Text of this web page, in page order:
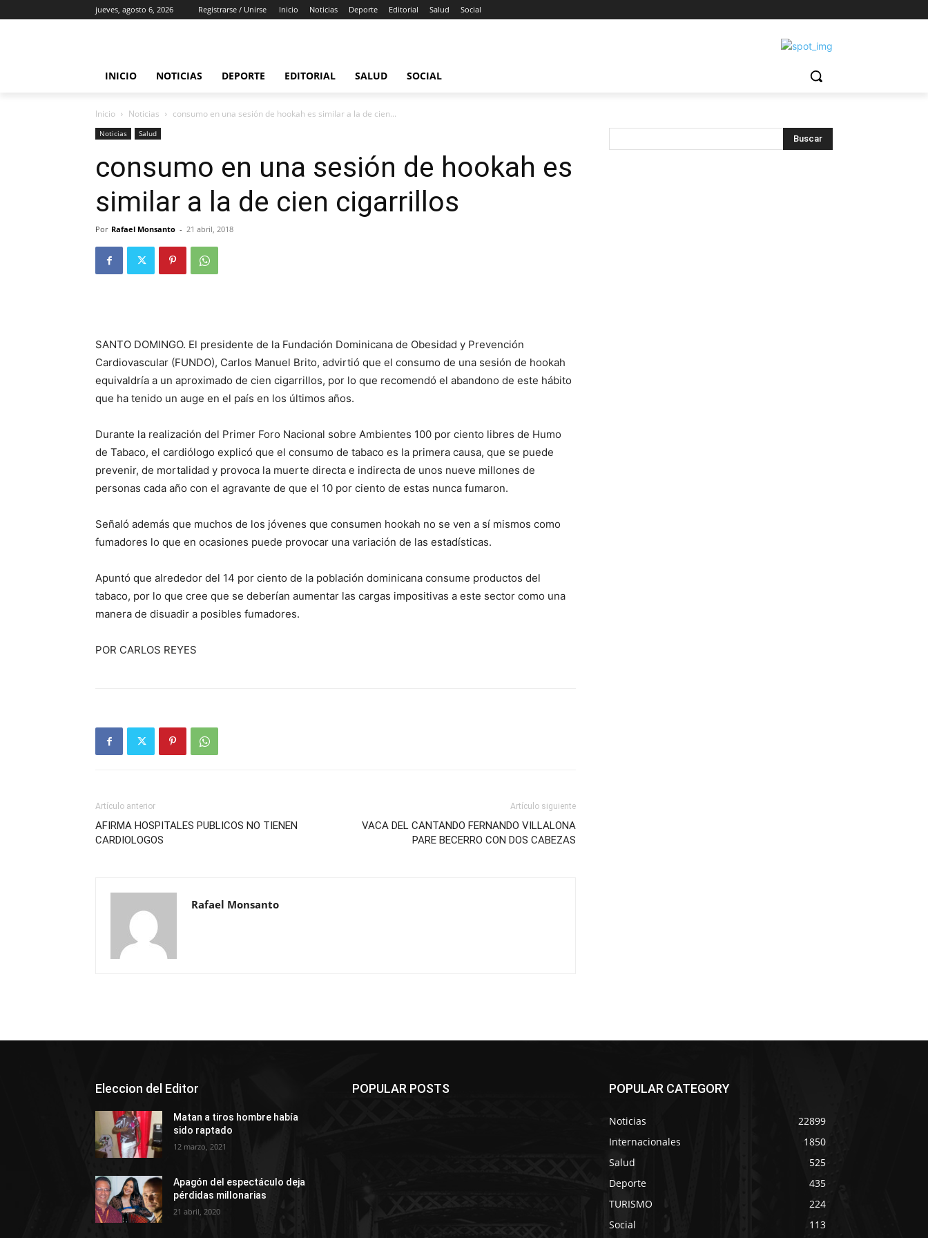
jueves, agosto 6, 2026 Registrarse / Unirse Inicio Noticias Deporte Editorial Salud Social
INICIO NOTICIAS DEPORTE EDITORIAL SALUD SOCIAL
Inicio Noticias consumo en una sesión de hookah es similar a la de cien...
Noticias Salud
consumo en una sesión de hookah es
similar a la de cien cigarrillos
Por Rafael Monsanto - 21 abril, 2018
SANTO DOMINGO. El presidente de la Fundación Dominicana de Obesidad y Prevención
Cardiovascular (FUNDO), Carlos Manuel Brito, advirtió que el consumo de una sesión de hookah
equivaldría a un aproximado de cien cigarrillos, por lo que recomendó el abandono de este hábito
que ha tenido un auge en el país en los últimos años.
Durante la realización del Primer Foro Nacional sobre Ambientes 100 por ciento libres de Humo
de Tabaco, el cardiólogo explicó que el consumo de tabaco es la primera causa, que se puede
prevenir, de mortalidad y provoca la muerte directa e indirecta de unos nueve millones de
personas cada año con el agravante de que el 10 por ciento de estas nunca fumaron.
Señaló además que muchos de los jóvenes que consumen hookah no se ven a sí mismos como
fumadores lo que en ocasiones puede provocar una variación de las estadísticas.
Apuntó que alrededor del 14 por ciento de la población dominicana consume productos del
tabaco, por lo que cree que se deberían aumentar las cargas impositivas a este sector como una
manera de disuadir a posibles fumadores.
POR CARLOS REYES
Artículo anterior
AFIRMA HOSPITALES PUBLICOS NO TIENEN
CARDIOLOGOS
Artículo siguiente
VACA DEL CANTANDO FERNANDO VILLALONA
PARE BECERRO CON DOS CABEZAS
Rafael Monsanto
Eleccion del Editor
Matan a tiros hombre había
sido raptado
12 marzo, 2021
Apagón del espectáculo deja
pérdidas millonarias
21 abril, 2020
POPULAR POSTS POPULAR CATEGORY
Noticias
22899
Internacionales
1850
Salud
525
Deporte
435
TURISMO
224
Social
113